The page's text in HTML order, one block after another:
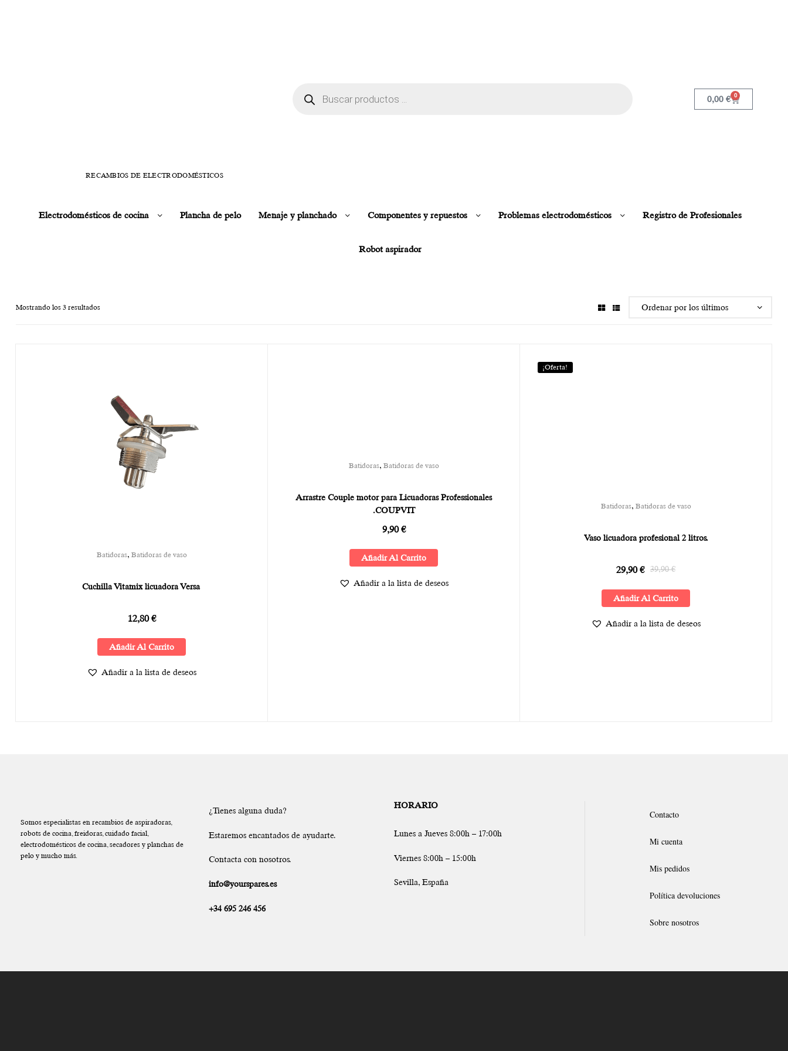
RECAMBIOS DE ELECTRODOMÉSTICOS
0,00€ 0
Electrodomésticos de cocina Plancha de pelo Menaje y planchado Componentes y repuestos Problemas electrodomésticos Registro de Profesionales
Robot aspirador
Mostrando los 3 resultados
Batidoras, Batidoras de vaso
Cuchilla Vitamix licuadora Versa
12,80€
Añadir Al Carrito
Añadir a la lista de deseos
Batidoras, Batidoras de vaso
Arrastre Couple motor para Licuadoras Professionales
.COUPVIT
9,90€
Añadir Al Carrito
Añadir a la lista de deseos
¡Oferta!
Batidoras, Batidoras de vaso
Vaso licuadora profesional 2 litros.
39,90€
29,90€
Añadir Al Carrito
Añadir a la lista de deseos
Somos especialistas en recambios de aspiradoras,
robots de cocina, freidoras, cuidado facial,
electrodomésticos de cocina, secadores y planchas de
pelo y mucho más.
¿Tienes alguna duda?
Estaremos encantados de ayudarte.
Contacta con nosotros.
info@yourspares.es
+34 695 246 456
HORARIO
Lunes a Jueves 8:00h – 17:00h
Viernes 8:00h – 15:00h
Sevilla, España
Contacto
Mi cuenta
Mis pedidos
Política devoluciones
Sobre nosotros